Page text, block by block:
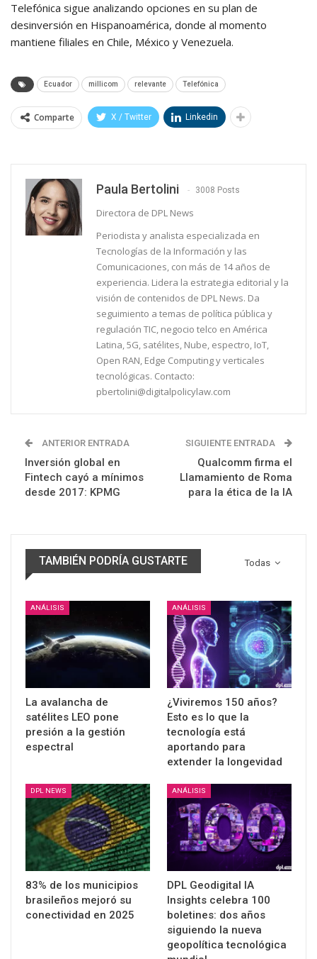
Telefónica sigue analizando opciones en su plan de
desinversión en Hispanoamérica, donde al momento
mantiene filiales en Chile, México y Venezuela.
Ecuador millicom relevante Telefónica
Comparte X / Twitter Linkedin
Paula Bertolini 3008 Posts
Directora de DPL News
Periodista y analista especializada en
Tecnologías de la Información y las
Comunicaciones, con más de 14 años de
experiencia. Lidera la estrategia editorial y la
visión de contenidos de DPL News. Da
seguimiento a temas de política pública y
regulación TIC, negocio telco en América
Latina, 5G, satélites, Nube, espectro, IoT,
Open RAN, Edge Computing y verticales
tecnológicas. Contacto:
pbertolini@digitalpolicylaw.com
ANTERIOR ENTRADA
Inversión global en
Fintech cayó a mínimos
desde 2017: KPMG
SIGUIENTE ENTRADA
Qualcomm firma el
Llamamiento de Roma
para la ética de la IA
Todas
TAMBIÉN PODRÍA GUSTARTE
ANÁLISIS
La avalancha de
satélites LEO pone
presión a la gestión
espectral
ANÁLISIS
¿Viviremos 150 años?
Esto es lo que la
tecnología está
aportando para
extender la longevidad
DPL NEWS
83% de los municipios
brasileños mejoró su
conectividad en 2025
ANÁLISIS
DPL Geodigital IA
Insights celebra 100
boletines: dos años
siguiendo la nueva
geopolítica tecnológica